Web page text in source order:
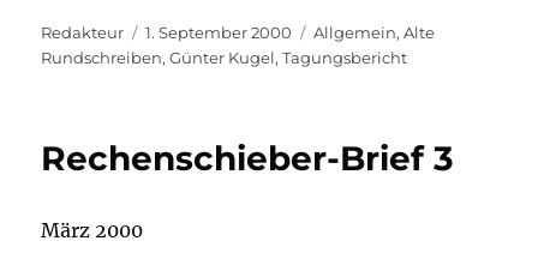
Autor
Redakteur
Veröffentlicht
am
1. September 2000 Kategorien
Allgemein,Alte
Rundschreiben,Günter Kugel,Tagungsbericht
Rechenschieber-Brief 3
März 2000